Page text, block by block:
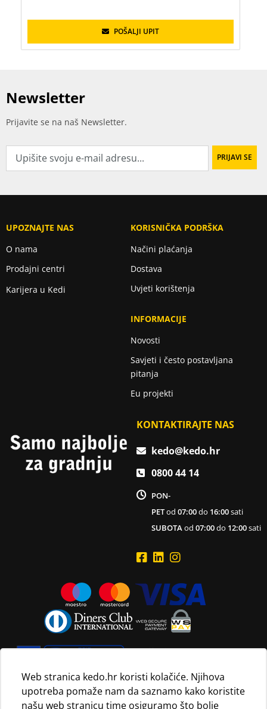
POŠALJI UPIT
Web stranica kedo.hr koristi kolačiće. Njihova
upotreba pomaže nam da saznamo kako koristite
našu web stranicu time osiguramo što bolje
Newsletter
Prijavite se na naš Newsletter.
UPOZNAJTE NAS
O nama
Prodajni centri
Karijera u Kedi
KORISNIČKA PODRŠKA
Načini plaćanja
Dostava
Uvjeti korištenja
INFORMACIJE
Novosti
Savjeti i često postavljana
pitanja
Eu projekti
KONTAKTIRAJTE NAS
kedo@kedo.hr
0800 44 14
PON-
PETod07:00do 16:00sati
SUBOTAod07:00do 12:00sati
Navedene maloprodajne cijene vrijede isključivo za kupnju